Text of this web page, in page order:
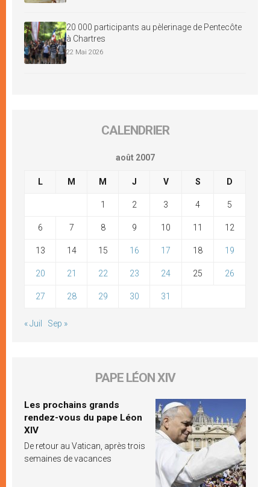
20 000 participants au pèlerinage de Pentecôte
à Chartres
22 Mai 2026
CALENDRIER
août 2007
L M M J V S D
1 2 3 4 5
6 7 8 9 10 11 12
13 14 15 16 17 18 19
20 21 22 23 24 25 26
27 28 29 30 31
« Juil Sep »
PAPE LÉON XIV
Les prochains grands
rendez-vous du pape Léon
XIV
De retour au Vatican, après trois
semaines de vacances